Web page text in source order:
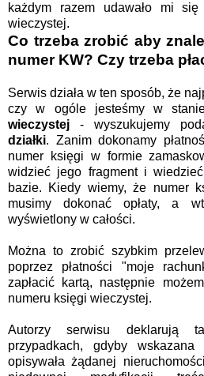
każdym razem udawało mi
wieczystej.
Co trzeba zrobić aby
numer KW? Czy trzeba
Serwis działa w ten sposób, że
czy w ogóle jesteśmy w
wieczystej - wyszukujemy
działki. Zanim dokonamy
numer księgi w formie
widzieć jego fragment i
bazie. Kiedy wiemy, że numer
musimy dokonać opłaty, a
wyświetlony w całości.
Można to zrobić szybkim
poprzez płatności "moje
zapłacić kartą, następnie
numeru księgi wieczystej.
Autorzy serwisu deklarują
przypadkach, gdyby
opisywała żądanej